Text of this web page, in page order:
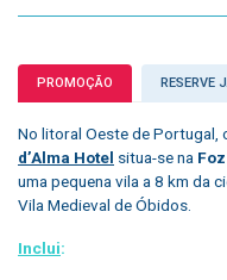
PROMOÇÃO RESERVE
No litoral Oeste de Portugal,
d’Alma Hotel situa-se na
uma pequena vila a 8 km da
Vila Medieval de Óbidos.
Inclui: